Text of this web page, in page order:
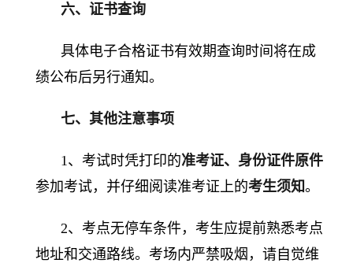
六、证书查询
具体电子合格证书有效期查询时间将在成
绩公布后另行通知。
七、其他注意事项
1、考试时凭打印的准考证、身份证件原件
参加考试，并仔细阅读准考证上的考生须知。
2、考点无停车条件，考生应提前熟悉考点
地址和交通路线。考场内严禁吸烟，请自觉维